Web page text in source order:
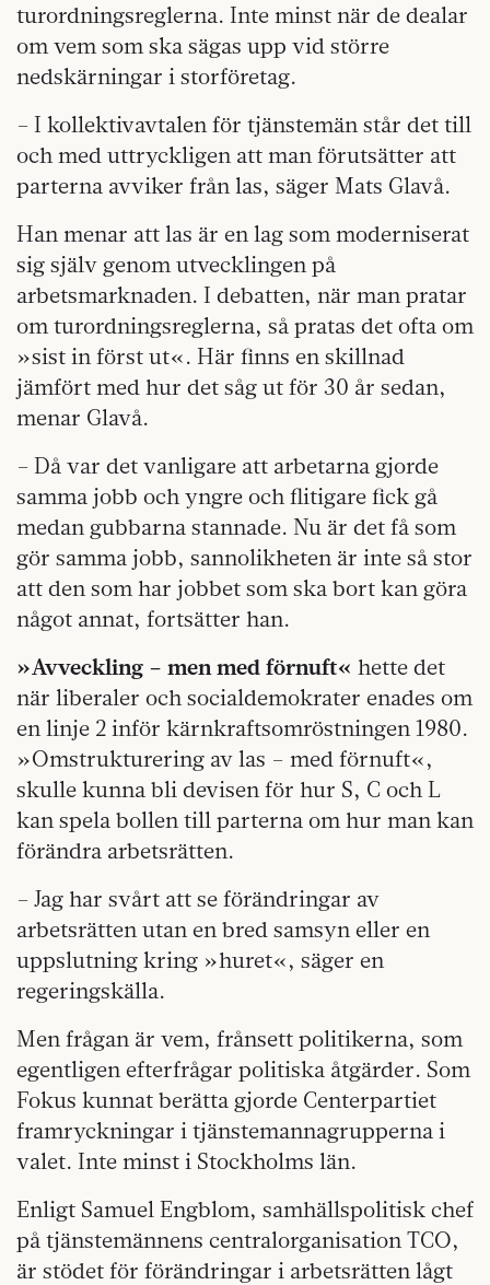
turordningsreglerna. Inte minst när de dealar
om vem som ska sägas upp vid större
nedskärningar i storföretag.
– I kollektivavtalen för tjänstemän står det till
och med uttryckligen att man förutsätter att
parterna avviker från las, säger Mats Glavå.
Han menar att las är en lag som moderniserat
sig själv genom utvecklingen på
arbetsmarknaden. I debatten, när man pratar
om turordningsreglerna, så pratas det ofta om
»sist in först ut«. Här finns en skillnad
jämfört med hur det såg ut för 30 år sedan,
menar Glavå.
– Då var det vanligare att arbetarna gjorde
samma jobb och yngre och flitigare fick gå
medan gubbarna stannade. Nu är det få som
gör samma jobb, sannolikheten är inte så stor
att den som har jobbet som ska bort kan göra
något annat, fortsätter han.
»Avveckling – men med förnuft« hette det
när liberaler och socialdemokrater enades om
en linje 2 inför kärnkraftsomröstningen 1980.
»Omstrukturering av las – med förnuft«,
skulle kunna bli devisen för hur S, C och L
kan spela bollen till parterna om hur man kan
förändra arbetsrätten.
– Jag har svårt att se förändringar av
arbetsrätten utan en bred samsyn eller en
uppslutning kring »huret«, säger en
regeringskälla.
Men frågan är vem, frånsett politikerna, som
egentligen efterfrågar politiska åtgärder. Som
Fokus kunnat berätta gjorde Centerpartiet
framryckningar i tjänstemannagrupperna i
valet. Inte minst i Stockholms län.
Enligt Samuel Engblom, samhällspolitisk chef
på tjänstemännens centralorganisation TCO,
är stödet för förändringar i arbetsrätten lågt